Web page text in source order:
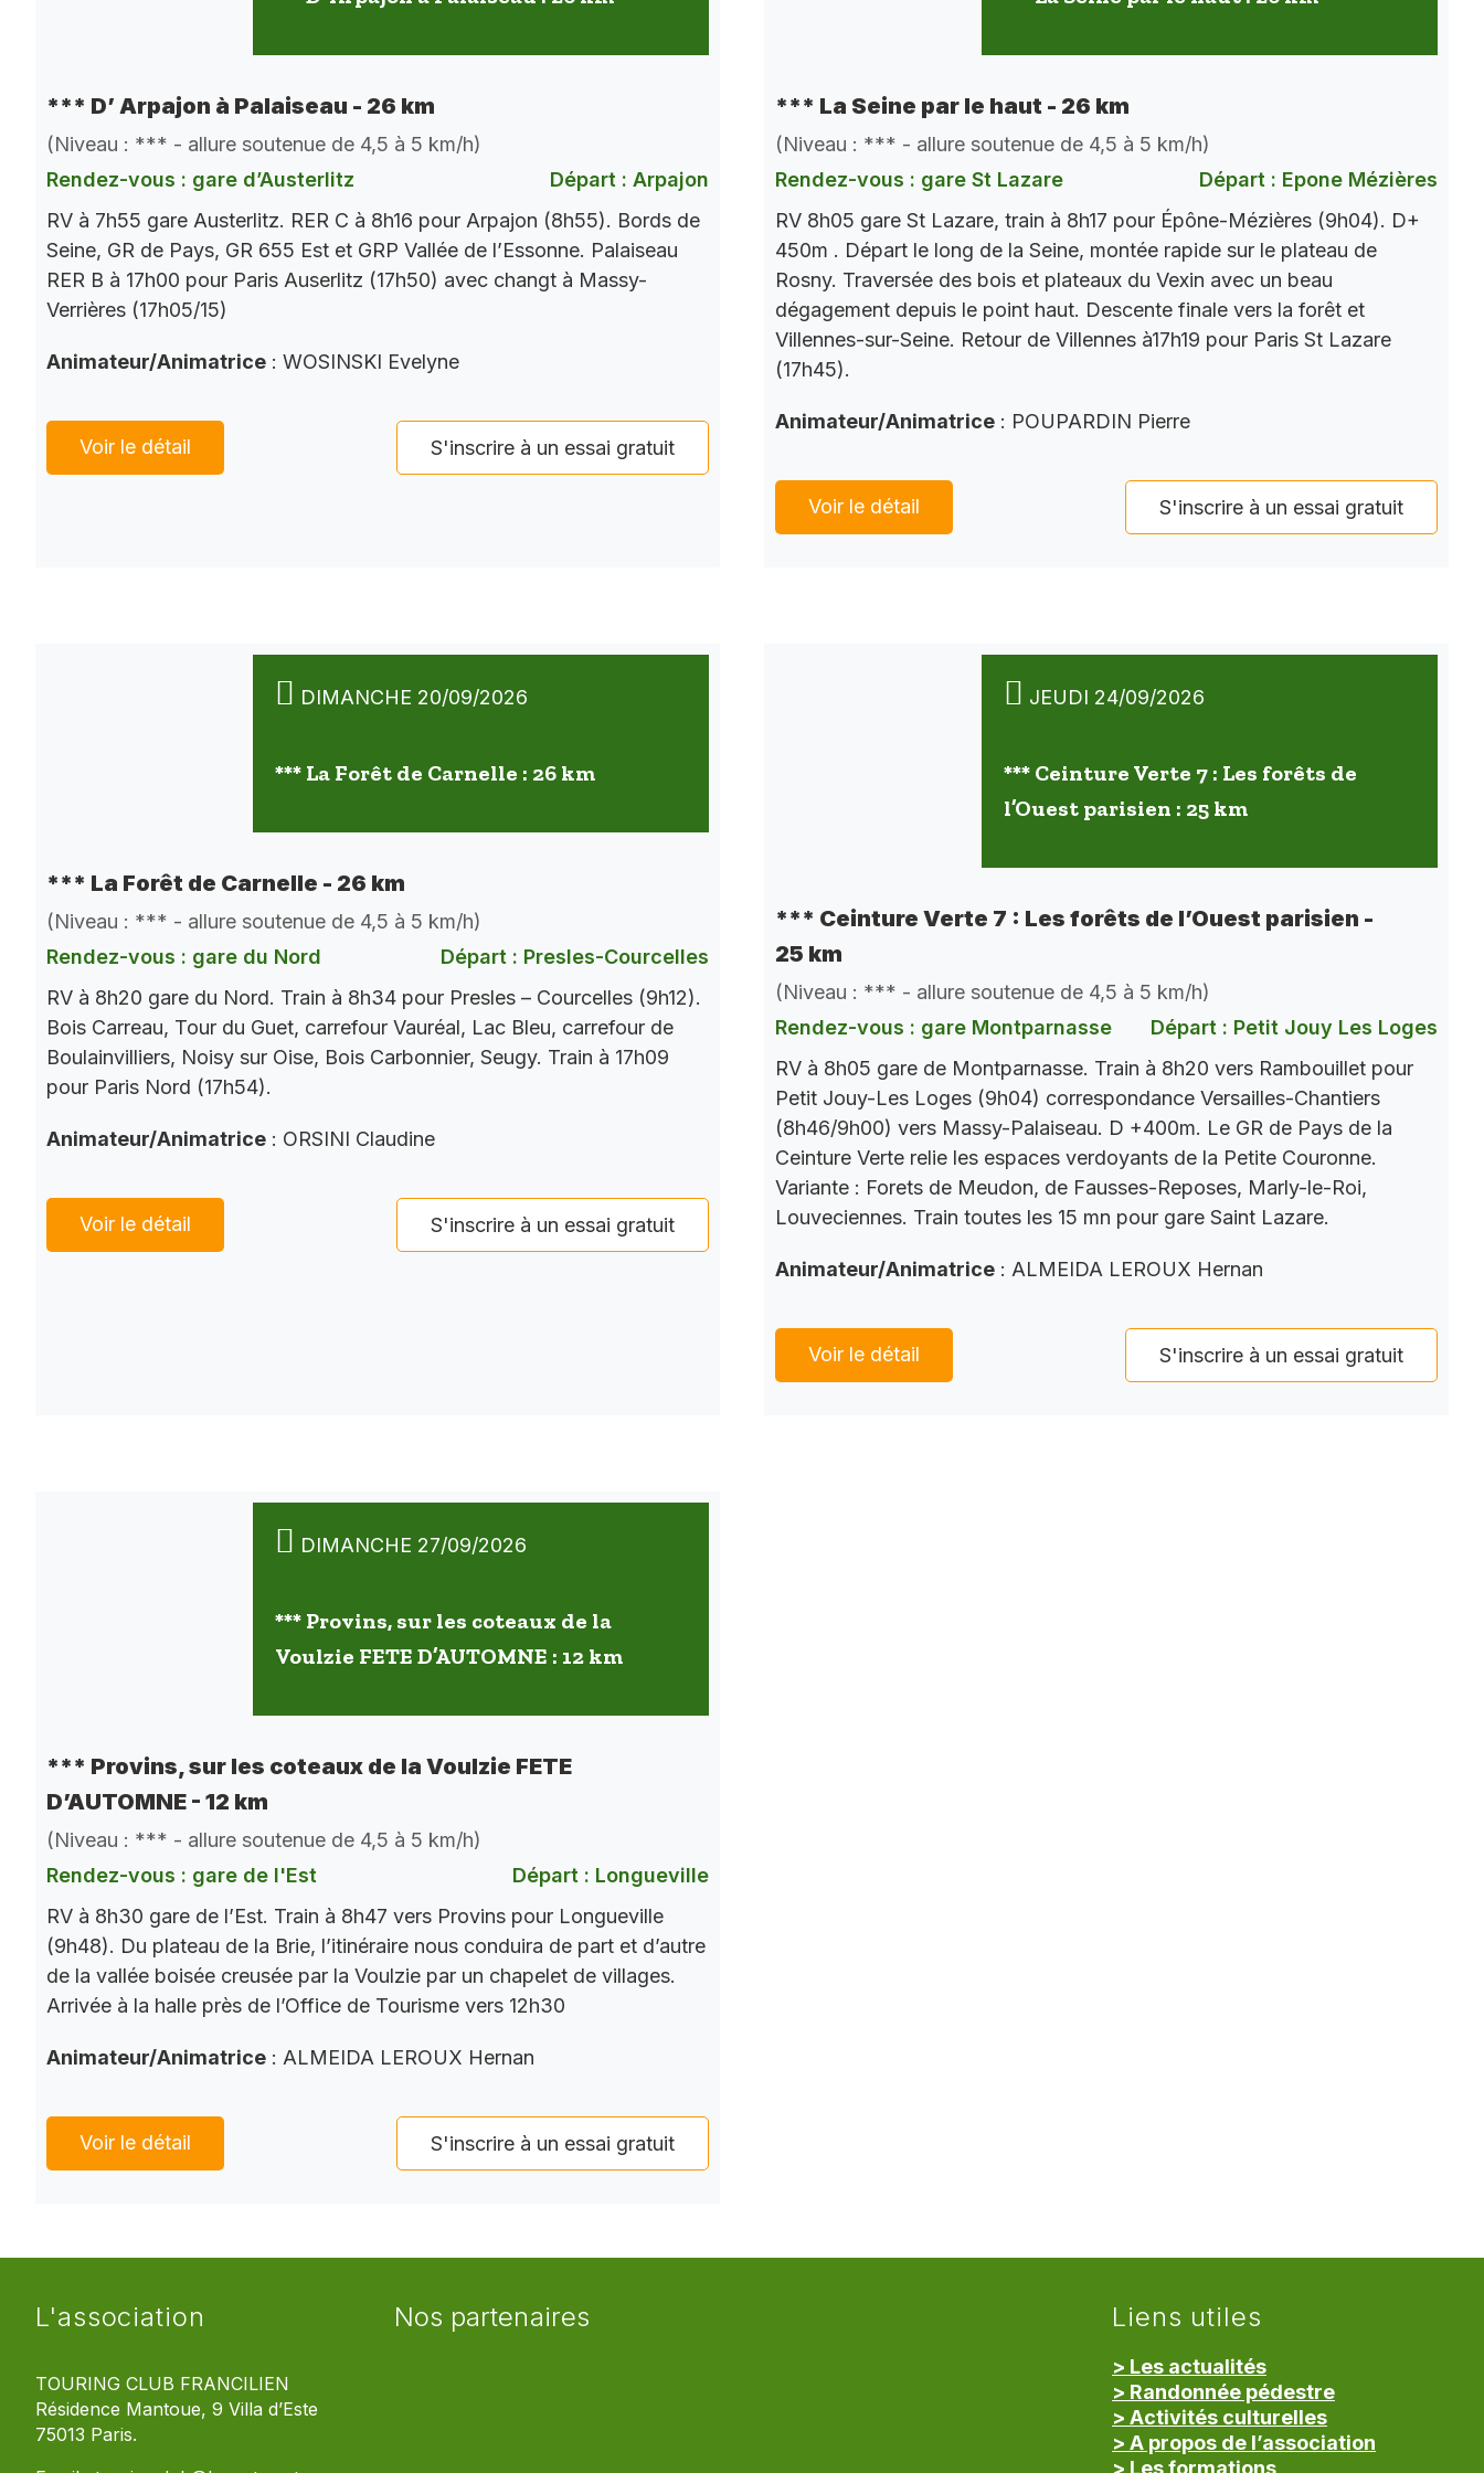
*** D’ Arpajon à Palaiseau - 26 km
(Niveau : *** - allure soutenue de 4,5 à 5 km/h)
Rendez-vous : gare d’Austerlitz
Départ : Arpajon
RV à 7h55 gare Austerlitz. RER C à 8h16 pour Arpajon (8h55). Bords de
Seine, GR de Pays, GR 655 Est et GRP Vallée de l’Essonne. Palaiseau
RER B à 17h00 pour Paris Auserlitz (17h50) avec changt à Massy-
Verrières (17h05/15)
Animateur/Animatrice : WOSINSKI Evelyne
Voir le détail S'inscrire à un essai gratuit
*** La Seine par le haut - 26 km
(Niveau : *** - allure soutenue de 4,5 à 5 km/h)
Rendez-vous : gare St Lazare
Départ : Epone Mézières
RV 8h05 gare St Lazare, train à 8h17 pour Épône-Mézières (9h04). D+
450m . Départ le long de la Seine, montée rapide sur le plateau de
Rosny. Traversée des bois et plateaux du Vexin avec un beau
dégagement depuis le point haut. Descente finale vers la forêt et
Villennes-sur-Seine. Retour de Villennes à17h19 pour Paris St Lazare
(17h45).
Animateur/Animatrice : POUPARDIN Pierre
Voir le détail S'inscrire à un essai gratuit
DIMANCHE 20/09/2026
*** La Forêt de Carnelle : 26 km
*** La Forêt de Carnelle - 26 km
(Niveau : *** - allure soutenue de 4,5 à 5 km/h)
Rendez-vous : gare du Nord
Départ : Presles-Courcelles
RV à 8h20 gare du Nord. Train à 8h34 pour Presles – Courcelles (9h12).
Bois Carreau, Tour du Guet, carrefour Vauréal, Lac Bleu, carrefour de
Boulainvilliers, Noisy sur Oise, Bois Carbonnier, Seugy. Train à 17h09
pour Paris Nord (17h54).
Animateur/Animatrice : ORSINI Claudine
Voir le détail S'inscrire à un essai gratuit
JEUDI 24/09/2026
*** Ceinture Verte 7 : Les forêts de
l’Ouest parisien : 25 km
*** Ceinture Verte 7 : Les forêts de l’Ouest parisien -
25 km
(Niveau : *** - allure soutenue de 4,5 à 5 km/h)
Rendez-vous : gare Montparnasse
Départ : Petit Jouy Les Loges
RV à 8h05 gare de Montparnasse. Train à 8h20 vers Rambouillet pour
Petit Jouy-Les Loges (9h04) correspondance Versailles-Chantiers
(8h46/9h00) vers Massy-Palaiseau. D +400m. Le GR de Pays de la
Ceinture Verte relie les espaces verdoyants de la Petite Couronne.
Variante : Forets de Meudon, de Fausses-Reposes, Marly-le-Roi,
Louveciennes. Train toutes les 15 mn pour gare Saint Lazare.
Animateur/Animatrice : ALMEIDA LEROUX Hernan
Voir le détail S'inscrire à un essai gratuit
DIMANCHE 27/09/2026
*** Provins, sur les coteaux de la
Voulzie FETE D’AUTOMNE : 12 km
*** Provins, sur les coteaux de la Voulzie FETE
D’AUTOMNE - 12 km
(Niveau : *** - allure soutenue de 4,5 à 5 km/h)
Rendez-vous : gare de l'Est
Départ : Longueville
RV à 8h30 gare de l’Est. Train à 8h47 vers Provins pour Longueville
(9h48). Du plateau de la Brie, l’itinéraire nous conduira de part et d’autre
de la vallée boisée creusée par la Voulzie par un chapelet de villages.
Arrivée à la halle près de l’Office de Tourisme vers 12h30
Animateur/Animatrice : ALMEIDA LEROUX Hernan
Voir le détail S'inscrire à un essai gratuit
L'association
TOURING CLUB FRANCILIEN
Résidence Mantoue, 9 Villa d’Este
75013 Paris.
Nos partenaires Liens utiles
> Les actualités
> Randonnée pédestre
> Activités culturelles
> A propos de l’association
> Les formations